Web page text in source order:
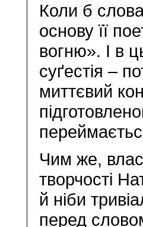
Коли б
основу її
вогню». І в
суґестія –
миттєвий
Чим же,
творчості
й ніби
перед